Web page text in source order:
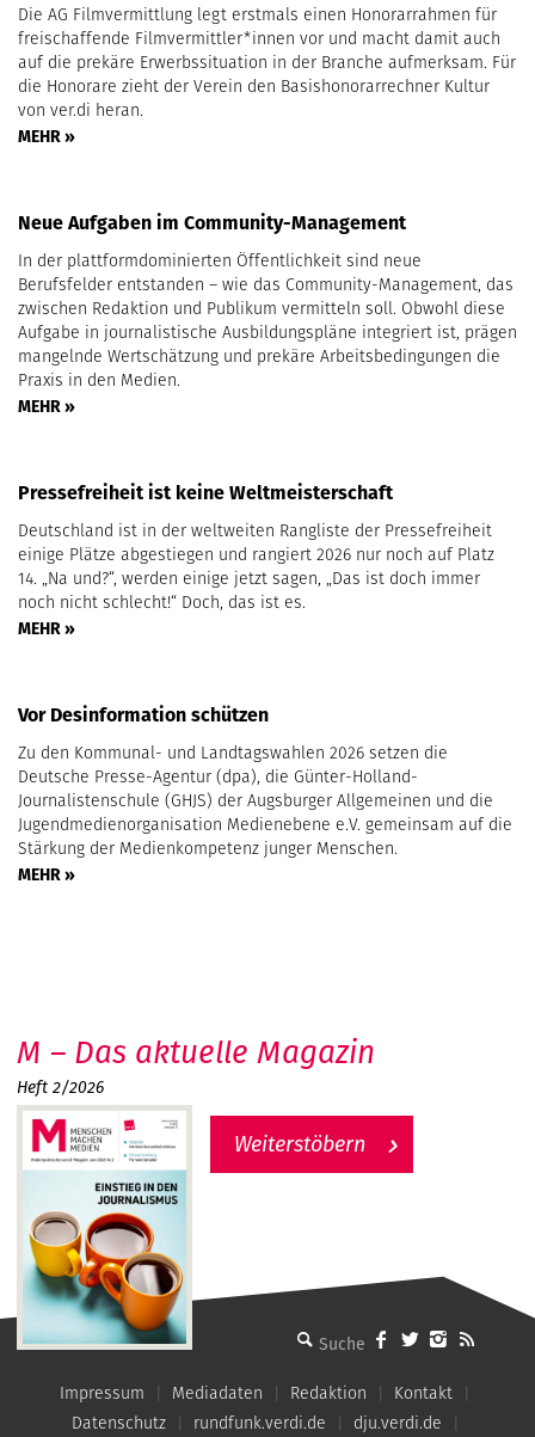
Die AG Filmvermittlung legt erstmals einen Honorarrahmen für
freischaffende Filmvermittler*innen vor und macht damit auch
auf die prekäre Erwerbssituation in der Branche aufmerksam. Für
die Honorare zieht der Verein den Basishonorarrechner Kultur
von ver.di heran.
MEHR »
Neue Aufgaben im Community-Management
In der plattformdominierten Öffentlichkeit sind neue
Berufsfelder entstanden – wie das Community-Management, das
zwischen Redaktion und Publikum vermitteln soll. Obwohl diese
Aufgabe in journalistische Ausbildungspläne integriert ist, prägen
mangelnde Wertschätzung und prekäre Arbeitsbedingungen die
Praxis in den Medien.
MEHR »
Pressefreiheit ist keine Weltmeisterschaft
Deutschland ist in der weltweiten Rangliste der Pressefreiheit
einige Plätze abgestiegen und rangiert 2026 nur noch auf Platz
14. „Na und?“, werden einige jetzt sagen, „Das ist doch immer
noch nicht schlecht!“ Doch, das ist es.
MEHR »
Vor Desinformation schützen
Zu den Kommunal- und Landtagswahlen 2026 setzen die
Deutsche Presse-Agentur (dpa), die Günter-Holland-
Journalistenschule (GHJS) der Augsburger Allgemeinen und die
Jugendmedienorganisation Medienebene e.V. gemeinsam auf die
Stärkung der Medienkompetenz junger Menschen.
MEHR »
MMM - Menschen machen Medien
M – Das aktuelle Magazin
Heft 2/2026
Weiterstöbern
Impressum Mediadaten Redaktion
Kontakt
Datenschutz
rundfunk.verdi.de dju.verdi.de